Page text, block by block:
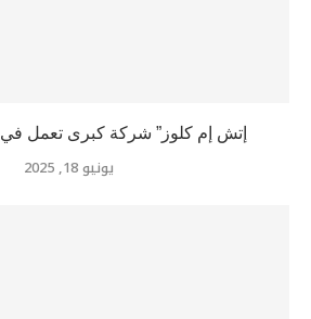
إتش إم كلوز” شركة كبرى تعمل في 27 دولة حول...
يونيو 18, 2025